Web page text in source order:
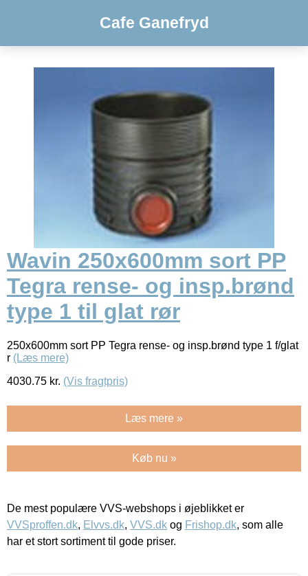
Cafe Ganefryd
Wavin 250x600mm sort PP
Tegra rense- og insp.brønd
type 1 til glat rør
250x600mm sort PP Tegra rense- og insp.brønd type 1 f/glat
r (Læs mere)
4030.75 kr. (Vis fragtpris)
Læs mere »
Køb nu »
De mest populære VVS-webshops i øjeblikket er
VVSproffen.dk, Elvvs.dk, VVS.dk og Frishop.dk, som alle
har et stort sortiment til gode priser.